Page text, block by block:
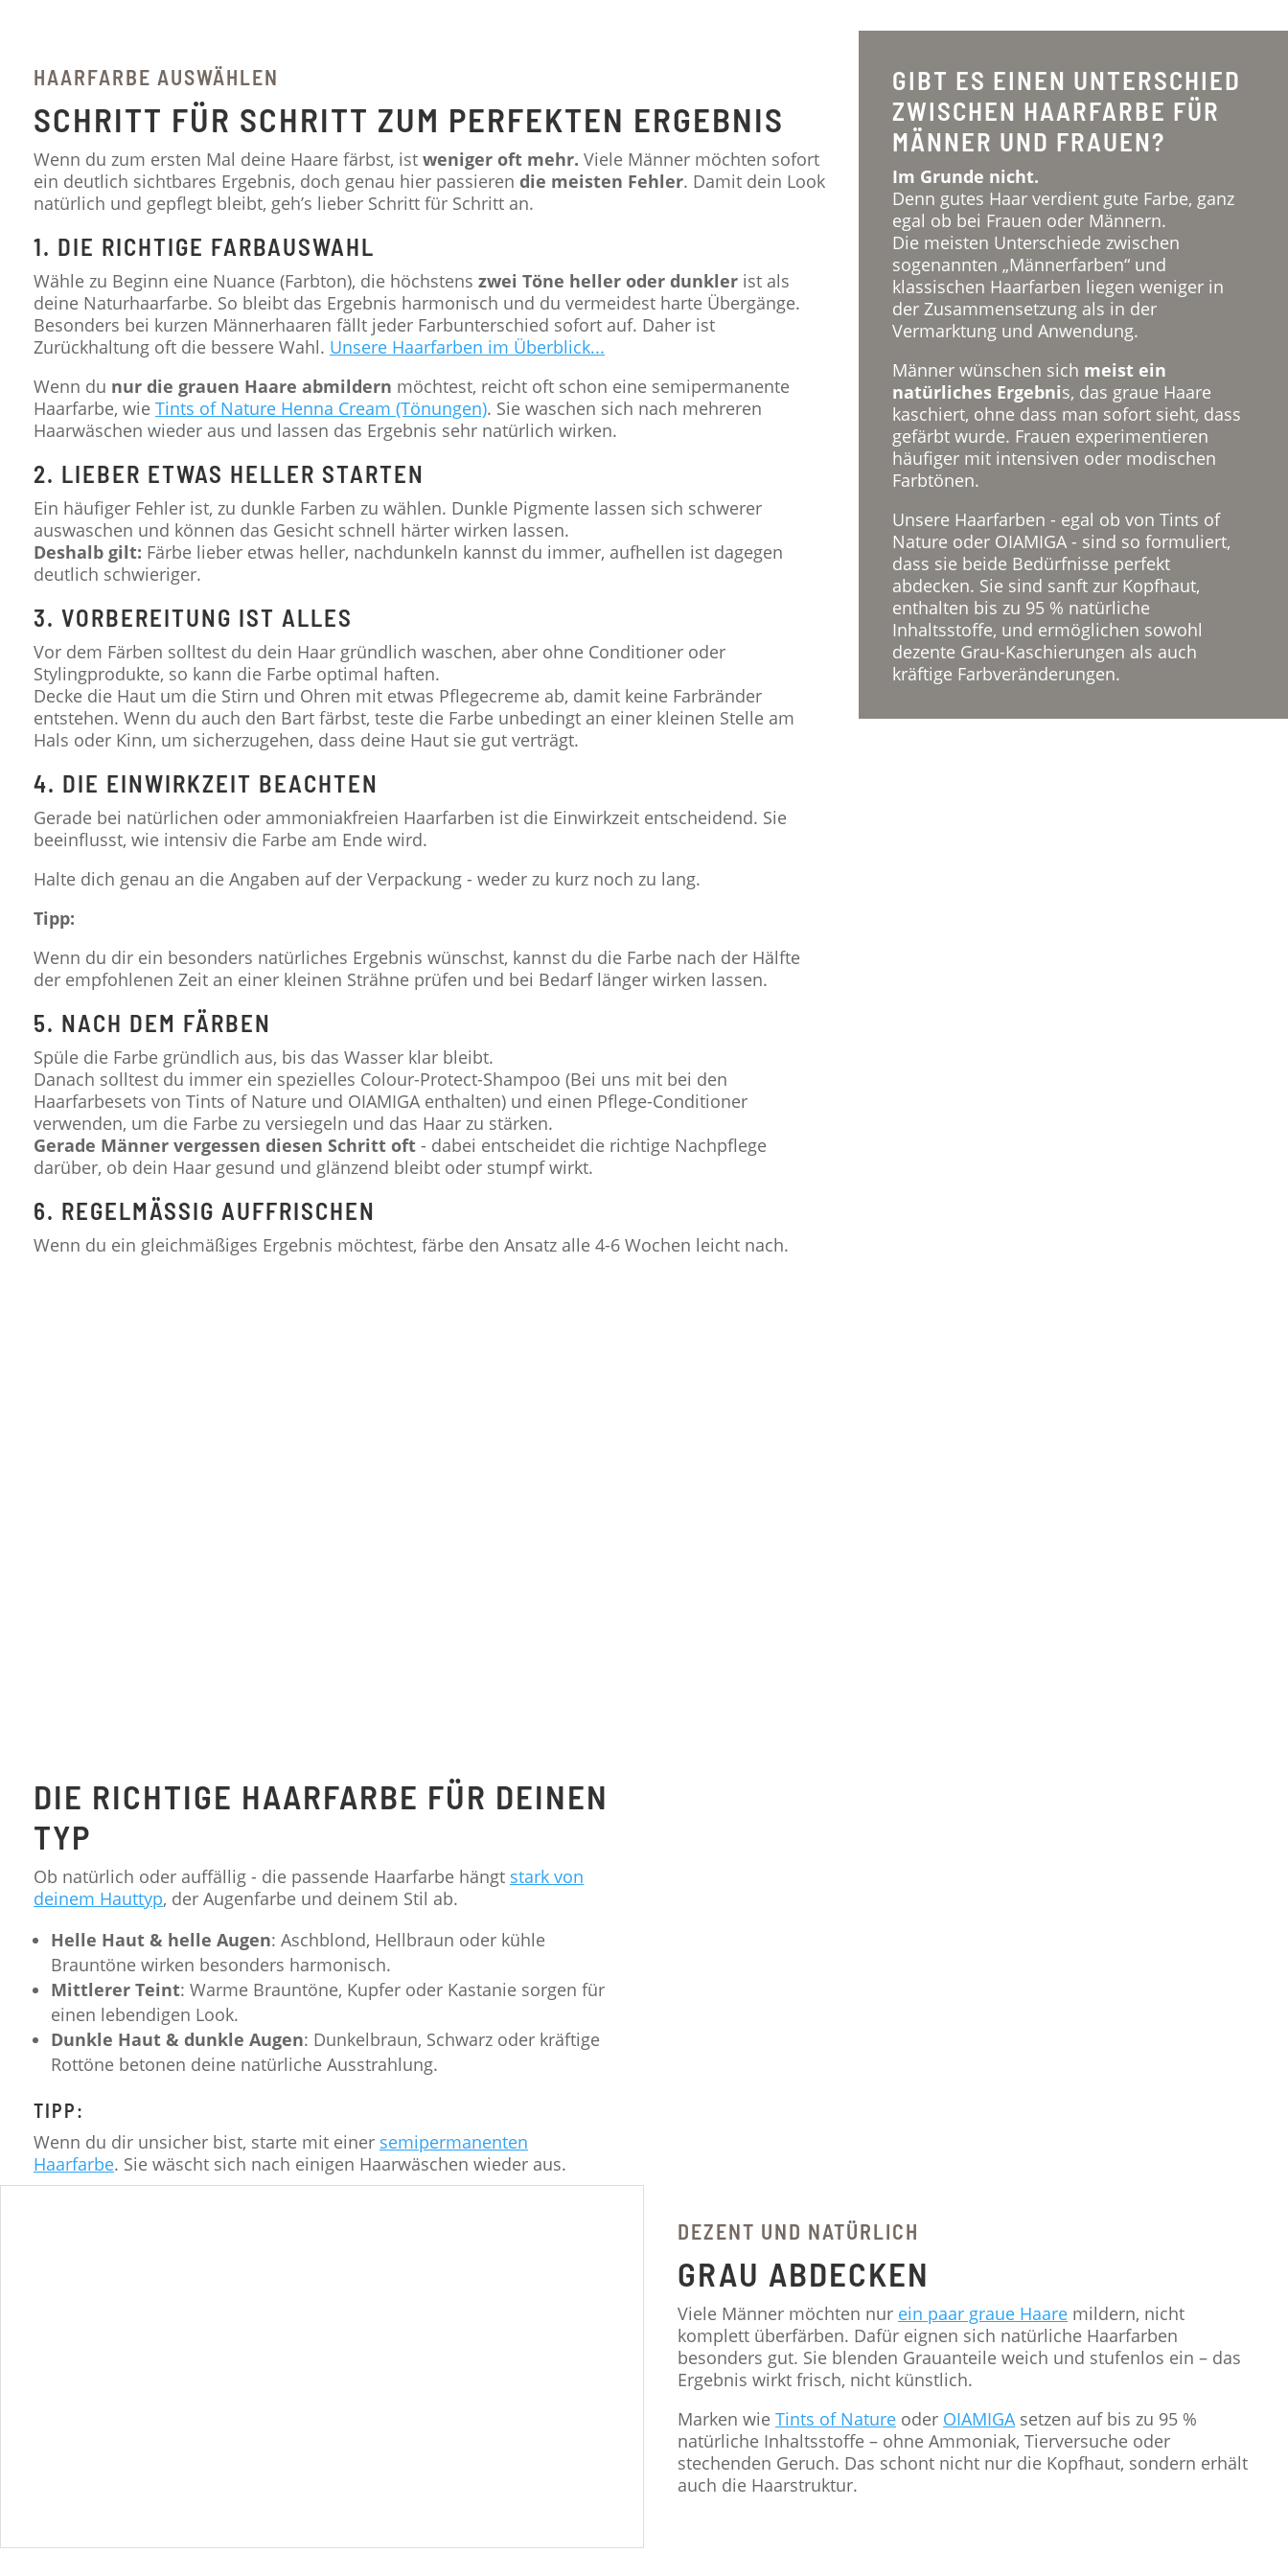
HAARFARBE AUSWÄHLEN
SCHRITT FÜR SCHRITT ZUM PERFEKTEN ERGEBNIS
Wenn du zum ersten Mal deine Haare färbst, ist weniger oft mehr. Viele Männer möchten sofort
ein deutlich sichtbares Ergebnis, doch genau hier passieren die meisten Fehler. Damit dein Look
natürlich und gepflegt bleibt, geh’s lieber Schritt für Schritt an.
1. DIE RICHTIGE FARBAUSWAHL
Wähle zu Beginn eine Nuance (Farbton), die höchstens zwei Töne heller oder dunkler ist als
deine Naturhaarfarbe. So bleibt das Ergebnis harmonisch und du vermeidest harte Übergänge.
Besonders bei kurzen Männerhaaren fällt jeder Farbunterschied sofort auf. Daher ist
Zurückhaltung oft die bessere Wahl. Unsere Haarfarben im Überblick...
Wenn du nur die grauen Haare abmildern möchtest, reicht oft schon eine semipermanente
Haarfarbe, wie Tints of Nature Henna Cream (Tönungen). Sie waschen sich nach mehreren
Haarwäschen wieder aus und lassen das Ergebnis sehr natürlich wirken.
2. LIEBER ETWAS HELLER STARTEN
Ein häufiger Fehler ist, zu dunkle Farben zu wählen. Dunkle Pigmente lassen sich schwerer
auswaschen und können das Gesicht schnell härter wirken lassen.
Deshalb gilt: Färbe lieber etwas heller, nachdunkeln kannst du immer, aufhellen ist dagegen
deutlich schwieriger.
3. VORBEREITUNG IST ALLES
Vor dem Färben solltest du dein Haar gründlich waschen, aber ohne Conditioner oder
Stylingprodukte, so kann die Farbe optimal haften.
Decke die Haut um die Stirn und Ohren mit etwas Pflegecreme ab, damit keine Farbränder
entstehen. Wenn du auch den Bart färbst, teste die Farbe unbedingt an einer kleinen Stelle am
Hals oder Kinn, um sicherzugehen, dass deine Haut sie gut verträgt.
4. DIE EINWIRKZEIT BEACHTEN
Gerade bei natürlichen oder ammoniakfreien Haarfarben ist die Einwirkzeit entscheidend. Sie
beeinflusst, wie intensiv die Farbe am Ende wird.
Halte dich genau an die Angaben auf der Verpackung - weder zu kurz noch zu lang.
Tipp:
Wenn du dir ein besonders natürliches Ergebnis wünschst, kannst du die Farbe nach der Hälfte
der empfohlenen Zeit an einer kleinen Strähne prüfen und bei Bedarf länger wirken lassen.
5. NACH DEM FÄRBEN
Spüle die Farbe gründlich aus, bis das Wasser klar bleibt.
Danach solltest du immer ein spezielles Colour-Protect-Shampoo (Bei uns mit bei den
Haarfarbesets von Tints of Nature und OIAMIGA enthalten) und einen Pflege-Conditioner
verwenden, um die Farbe zu versiegeln und das Haar zu stärken.
Gerade Männer vergessen diesen Schritt oft - dabei entscheidet die richtige Nachpflege
darüber, ob dein Haar gesund und glänzend bleibt oder stumpf wirkt.
6. REGELMÄSSIG AUFFRISCHEN
Wenn du ein gleichmäßiges Ergebnis möchtest, färbe den Ansatz alle 4-6 Wochen leicht nach.
GIBT ES EINEN UNTERSCHIED
ZWISCHEN HAARFARBE FÜR
MÄNNER UND FRAUEN?
Im Grunde nicht.
Denn gutes Haar verdient gute Farbe, ganz
egal ob bei Frauen oder Männern.
Die meisten Unterschiede zwischen
sogenannten „Männerfarben“ und
klassischen Haarfarben liegen weniger in
der Zusammensetzung als in der
Vermarktung und Anwendung.
Männer wünschen sich meist ein
natürliches Ergebnis, das graue Haare
kaschiert, ohne dass man sofort sieht, dass
gefärbt wurde. Frauen experimentieren
häufiger mit intensiven oder modischen
Farbtönen.
Unsere Haarfarben - egal ob von Tints of
Nature oder OIAMIGA - sind so formuliert,
dass sie beide Bedürfnisse perfekt
abdecken. Sie sind sanft zur Kopfhaut,
enthalten bis zu 95 % natürliche
Inhaltsstoffe, und ermöglichen sowohl
dezente Grau-Kaschierungen als auch
kräftige Farbveränderungen.
DIE RICHTIGE HAARFARBE FÜR DEINEN
TYP
Ob natürlich oder auffällig - die passende Haarfarbe hängt stark von
deinem Hauttyp, der Augenfarbe und deinem Stil ab.
Helle Haut & helle Augen: Aschblond, Hellbraun oder kühle
Brauntöne wirken besonders harmonisch.
Mittlerer Teint: Warme Brauntöne, Kupfer oder Kastanie sorgen für
einen lebendigen Look.
Dunkle Haut & dunkle Augen: Dunkelbraun, Schwarz oder kräftige
Rottöne betonen deine natürliche Ausstrahlung.
TIPP:
Wenn du dir unsicher bist, starte mit einer semipermanenten
Haarfarbe. Sie wäscht sich nach einigen Haarwäschen wieder aus.
DEZENT UND NATÜRLICH
GRAU ABDECKEN
Viele Männer möchten nur ein paar graue Haare mildern, nicht
komplett überfärben. Dafür eignen sich natürliche Haarfarben
besonders gut. Sie blenden Grauanteile weich und stufenlos ein – das
Ergebnis wirkt frisch, nicht künstlich.
Marken wie Tints of Nature oder OIAMIGAsetzen auf bis zu 95 %
natürliche Inhaltsstoffe – ohne Ammoniak, Tierversuche oder
stechenden Geruch. Das schont nicht nur die Kopfhaut, sondern erhält
auch die Haarstruktur.